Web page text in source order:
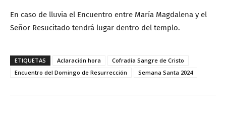
En caso de lluvia el Encuentro entre María Magdalena y el
Señor Resucitado tendrá lugar dentro del templo.
ETIQUETAS Aclaración hora
Cofradía Sangre de Cristo
Encuentro del Domingo de Resurrección
Semana Santa 2024